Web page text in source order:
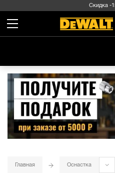
Скидка -
Главная Оснастка